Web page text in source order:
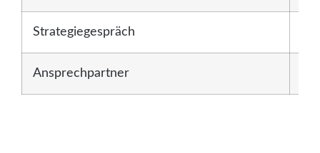
Strategiegespräch
Ansprechpartner